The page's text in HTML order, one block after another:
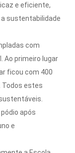
e eficiente,
sustentabilidade
com
Ao primeiro lugar
ficou com 400
Todos estes
após
e